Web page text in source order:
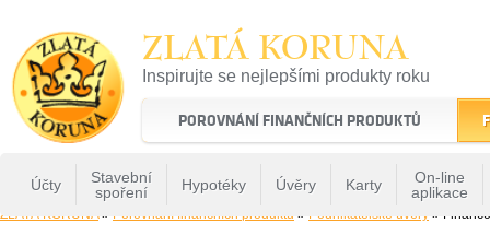
ZLATÁ KORUNA
Inspirujte se nejlepšími produkty roku
22 let tradice a kvality na finančním trhu
POROVNÁNÍ FINANČNÍCH PRODUKTŮ
Účty
Stavební
spoření
Hypotéky Úvěry Karty
On-line
aplikace
ZLATÁ KORUNA» Porovnání finančních produktů » Podnikatelské úvěry »